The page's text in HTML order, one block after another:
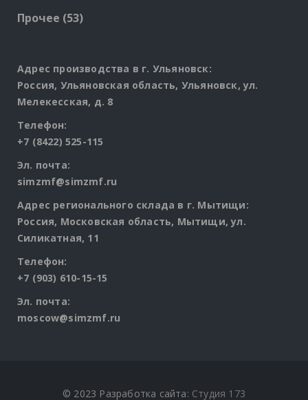
Прочее 5353
Адрес производства в г. Ульяновск:
Россия, Ульяновская область, Ульяновск, ул.
Мелекесская, д. 8
Телефон:
+7 (8422) 525-115
Эл. почта:
simzmf@simzmf.ru
Адрес регионального склада в г. Мытищи:
Россия, Московская область, Мытищи, ул.
Силикатная, 11
Телефон:
+7 (903) 610-15-15
Эл. почта:
moscow@simzmf.ru
© 2023 Разработка сайта: Студия 173